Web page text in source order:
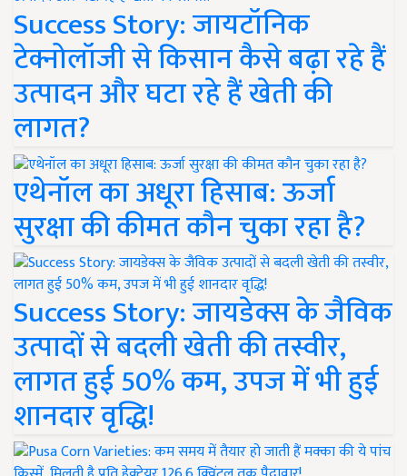
Success Story: जायटॉनिक
टेक्नोलॉजी से किसान कैसे बढ़ा रहे हैं
उत्पादन और घटा रहे हैं खेती की
लागत?
एथेनॉल का अधूरा हिसाब: ऊर्जा
सुरक्षा की कीमत कौन चुका रहा है?
Success Story: जायडेक्स के जैविक
उत्पादों से बदली खेती की तस्वीर,
लागत हुई 50% कम, उपज में भी हुई
शानदार वृद्धि!